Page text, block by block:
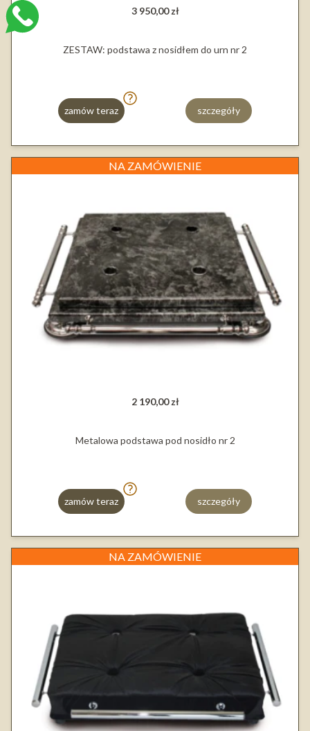
3 950,00 zł
ZESTAW: podstawa z nosidłem do urn nr 2
zamów teraz szczegóły
NA ZAMÓWIENIE
2 190,00 zł
Metalowa podstawa pod nosidło nr 2
zamów teraz szczegóły
NA ZAMÓWIENIE